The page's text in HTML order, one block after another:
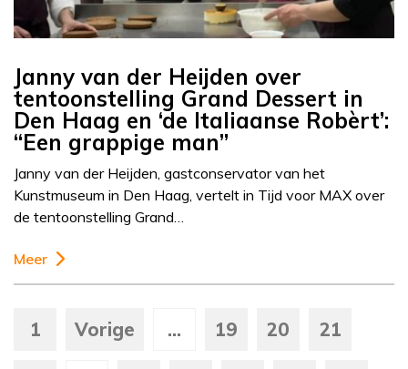
Janny van der Heijden over
tentoonstelling Grand Dessert in
Den Haag en ‘de Italiaanse Robèrt’:
“Een grappige man”
Janny van der Heijden, gastconservator van het
Kunstmuseum in Den Haag, vertelt in Tijd voor MAX over
de tentoonstelling Grand…
Meer
1 Vorige ... 19 20 21